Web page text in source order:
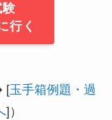
行く
[玉手箱例題・過
]）